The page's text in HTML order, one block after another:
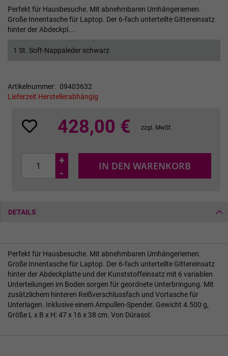
Perfekt für Hausbesuche. Mit abnehmbaren Umhängeriemen.
Große Innentasche für Laptop. Der 6-fach unterteilte Gittereinsatz
hinter der Abdeckpl...
1 St. Soft-Nappaleder schwarz
Artikelnummer
09403632
Lieferzeit Herstellerabhängig
428,00 € zzgl. MwSt.
+
-
IN DEN WARENKORB
springen
DETAILS
Perfekt für Hausbesuche. Mit abnehmbaren Umhängeriemen.
Große Innentasche für Laptop. Der 6-fach unterteilte Gittereinsatz
hinter der Abdeckplatte und der Kunststoffeinsatz mit 6 variablen
Unterteilungen im Boden sorgen für geordnete Unterbringung. Mit
zusätzlichem hinteren Reißverschlussfach und Vortasche für
Unterlagen. Inklusive einem Ampullen-Spender. Gewicht 4.500 g,
Größe L x B x H: 47 x 16 x 38 cm. Von Dürasol.